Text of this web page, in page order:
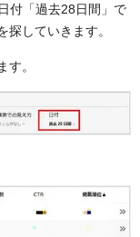
付「過去28日間」で
していきます。
す。